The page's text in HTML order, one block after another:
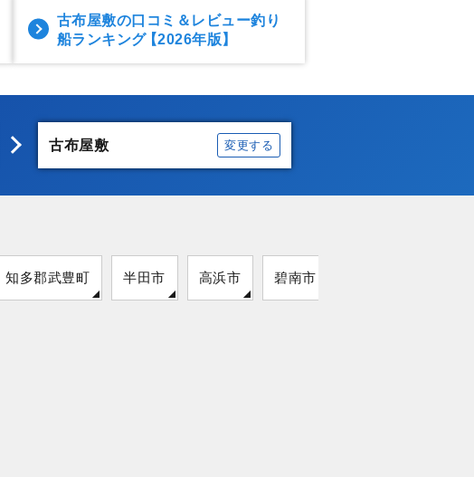
古布屋敷の口コミ＆レビュー釣り
船ランキング【2026年版】
古布屋敷 変更する
知多郡武豊町 半田市 高浜市 碧南市